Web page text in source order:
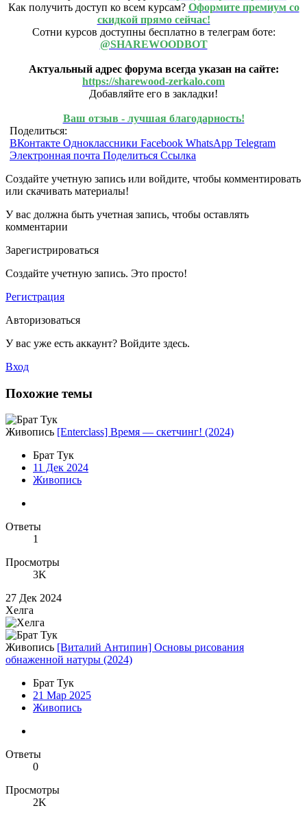
Как получить доступ ко всем курсам? Оформите премиум со
скидкой прямо сейчас!
Сотни курсов доступны бесплатно в телеграм боте:
@SHAREWOODBOT
Актуальный адрес форума всегда указан на сайте:
https://sharewood-zerkalo.com
Добавляйте его в закладки!
Ваш отзыв - лучшая благодарность!
Поделиться:
ВКонтакте Одноклассники Facebook WhatsApp Telegram
Электронная почта Поделиться Ссылка
Создайте учетную запись или войдите, чтобы комментировать
или скачивать материалы!
У вас должна быть учетная запись, чтобы оставлять
комментарии
Зарегистрироваться
Создайте учетную запись. Это просто!
Регистрация
Авторизоваться
У вас уже есть аккаунт? Войдите здесь.
Вход
Похожие темы
Живопись [Enterclass] Время — скетчинг! (2024)
Брат Тук
11 Дек 2024
Живопись
Ответы
1
Просмотры
3K
27 Дек 2024
Хелга
Живопись [Виталий Антипин] Основы рисования
обнаженной натуры (2024)
Брат Тук
21 Мар 2025
Живопись
Ответы
0
Просмотры
2K